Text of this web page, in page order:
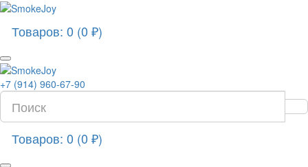
Товаров: 0 (0 ₽)
+7 (914) 960-67-90
Товаров: 0 (0 ₽)